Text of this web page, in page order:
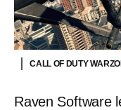
CALL OF DUTY
Raven Software